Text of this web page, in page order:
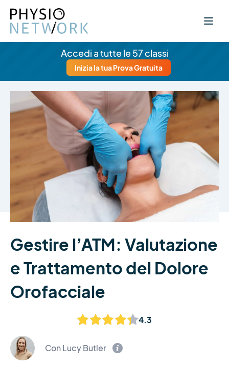
Accedi a tutte le 57 classi
Inizia la tua Prova Gratuita
Gestire l’ATM: Valutazione
e Trattamento del Dolore
Orofacciale
4.3
Con Lucy Butler